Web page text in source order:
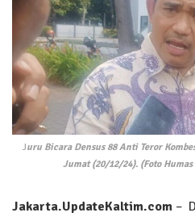
Juru Bicara Densus 88 Anti Teror
Jumat (20/12/24). (Foto
Jakarta.UpdateKaltim.com –